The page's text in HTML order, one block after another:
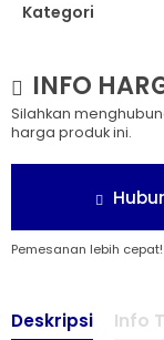
Kategori
INFO
Silahkan
harga produk ini.
Pemesanan lebih cepat!
Deskripsi Info